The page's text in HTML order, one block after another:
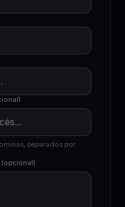
separados por
(opcional)